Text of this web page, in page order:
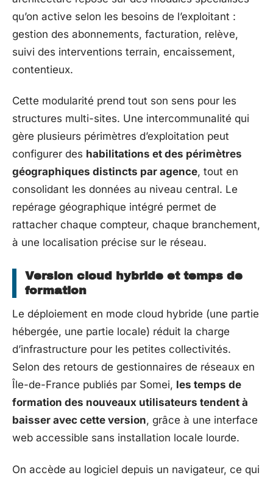
qu’on active selon les besoins de l’exploitant :
gestion des abonnements, facturation, relève,
suivi des interventions terrain, encaissement,
contentieux.
Cette modularité prend tout son sens pour les
structures multi-sites. Une intercommunalité qui
gère plusieurs périmètres d’exploitation peut
configurer des habilitations et des périmètres
géographiques distincts par agence, tout en
consolidant les données au niveau central. Le
repérage géographique intégré permet de
rattacher chaque compteur, chaque branchement,
à une localisation précise sur le réseau.
Version cloud hybride et temps de
formation
Le déploiement en mode cloud hybride (une partie
hébergée, une partie locale) réduit la charge
d’infrastructure pour les petites collectivités.
Selon des retours de gestionnaires de réseaux en
Île-de-France publiés par Somei, les temps de
formation des nouveaux utilisateurs tendent à
baisser avec cette version, grâce à une interface
web accessible sans installation locale lourde.
On accède au logiciel depuis un navigateur, ce qui